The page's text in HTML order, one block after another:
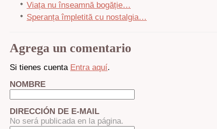
Viața nu înseamnă bogăție…
Speranța împletită cu nostalgia…
Agrega un comentario
Si tienes cuenta Entra aquí.
NOMBRE
DIRECCIÓN DE E-MAIL
No será publicada en la página.